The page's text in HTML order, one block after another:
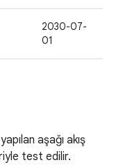
2030-07-
01
aşağı akış
test edilir.